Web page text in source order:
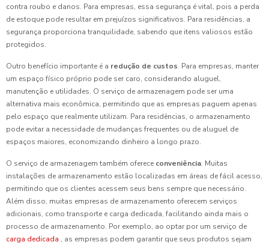
contra roubo e danos. Para empresas, essa segurança é vital, pois a perda
de estoque pode resultar em prejuízos significativos. Para residências, a
segurança proporciona tranquilidade, sabendo que itens valiosos estão
protegidos.
Outro benefício importante é a redução de custos. Para empresas, manter
um espaço físico próprio pode ser caro, considerando aluguel,
manutenção e utilidades. O serviço de armazenagem pode ser uma
alternativa mais econômica, permitindo que as empresas paguem apenas
pelo espaço que realmente utilizam. Para residências, o armazenamento
pode evitar a necessidade de mudanças frequentes ou de aluguel de
espaços maiores, economizando dinheiro a longo prazo.
O serviço de armazenagem também oferece conveniência. Muitas
instalações de armazenamento estão localizadas em áreas de fácil acesso,
permitindo que os clientes acessem seus bens sempre que necessário.
Além disso, muitas empresas de armazenamento oferecem serviços
adicionais, como transporte e carga dedicada, facilitando ainda mais o
processo de armazenamento. Por exemplo, ao optar por um serviço de
carga dedicada , as empresas podem garantir que seus produtos sejam